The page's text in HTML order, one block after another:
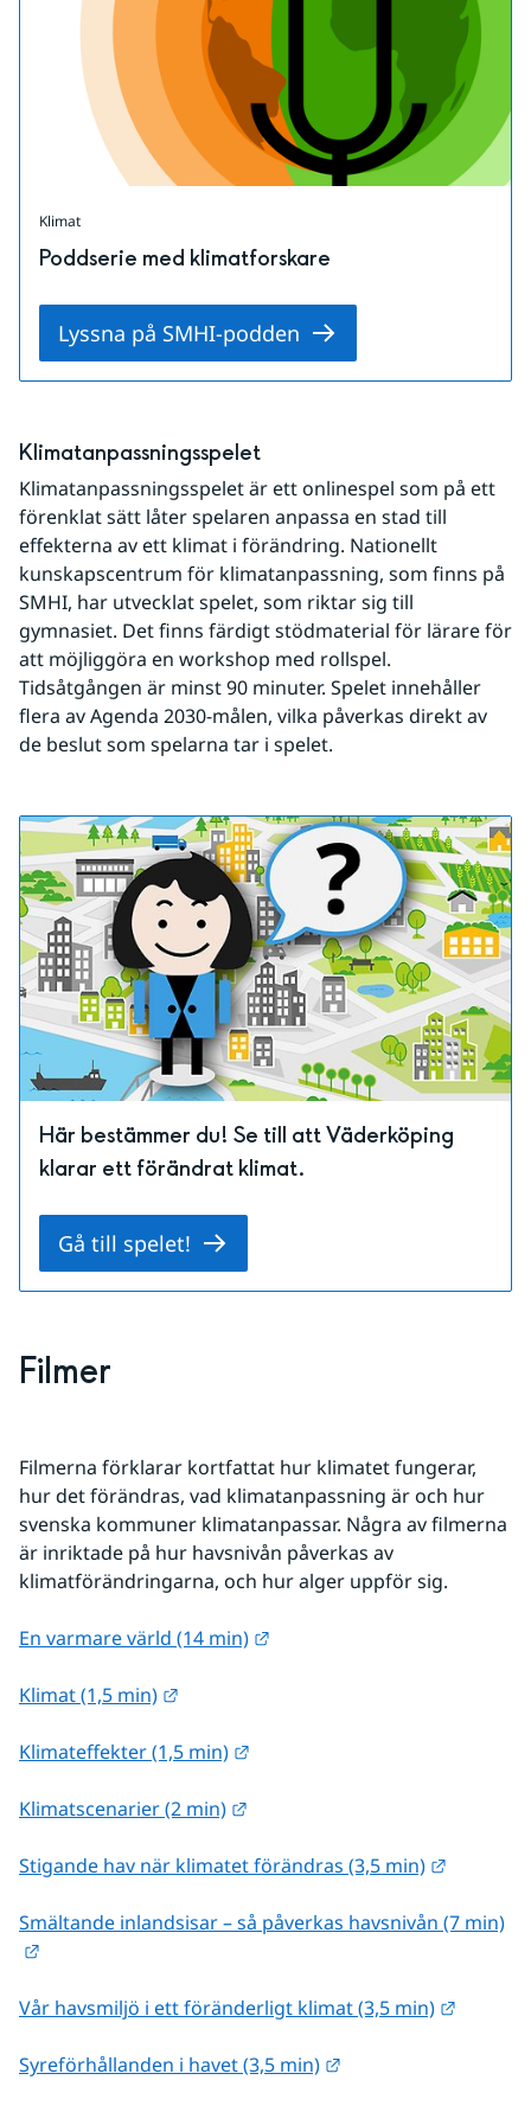
Klimat
Poddserie med klimatforskare
Lyssna på SMHI-podden
Klimatanpassningsspelet
Klimatanpassningsspelet är ett onlinespel som på ett
förenklat sätt låter spelaren anpassa en stad till
effekterna av ett klimat i förändring. Nationellt
kunskapscentrum för klimatanpassning, som finns på
SMHI, har utvecklat spelet, som riktar sig till
gymnasiet. Det finns färdigt stödmaterial för lärare för
att möjliggöra en workshop med rollspel.
Tidsåtgången är minst 90 minuter. Spelet innehåller
flera av Agenda 2030-målen, vilka påverkas direkt av
de beslut som spelarna tar i spelet.
Här bestämmer du! Se till att Väderköping
klarar ett förändrat klimat.
Gå till spelet!
Filmer
Filmerna förklarar kortfattat hur klimatet fungerar,
hur det förändras, vad klimatanpassning är och hur
svenska kommuner klimatanpassar. Några av filmerna
är inriktade på hur havsnivån påverkas av
klimatförändringarna, och hur alger uppför sig.
En varmare värld (14 min)
Klimat (1,5 min)
Klimateffekter (1,5 min)
Klimatscenarier (2 min)
Stigande hav när klimatet förändras (3,5 min)
Smältande inlandsisar – så påverkas havsnivån (7 min)
Vår havsmiljö i ett föränderligt klimat (3,5 min)
Syreförhållanden i havet (3,5 min)